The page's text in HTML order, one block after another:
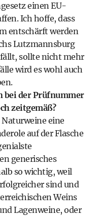
einen EU-
Ich hoffe, dass
entschärft werden
Lutzmannsburg
sollte nicht mehr
wird es wohl auch
bei der Prüfnummer
zeitgemäß?
Naturweine eine
auf der Flasche
generisches
so wichtig, weil
sind und
Weins
Lagenweine, oder